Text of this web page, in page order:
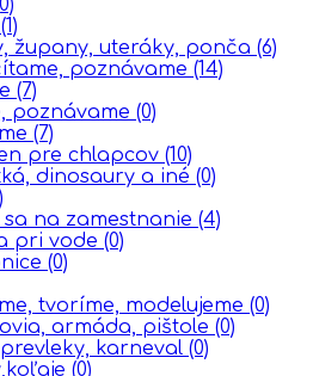
(1)
župany, uteráky, ponča (6)
poznávame (14)
(7)
poznávame (0)
(7)
pre chlapcov (10)
dinosaury a iné (0)
sa na zamestnanie (4)
pri vode (0)
(0)
tvoríme, modelujeme (0)
armáda, pištole (0)
karneval (0)
(0)